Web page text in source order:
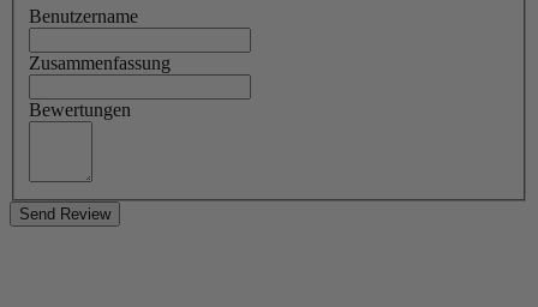
Benutzername
Zusammenfassung
Bewertungen
Send Review